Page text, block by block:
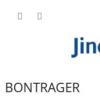
BONTRAGER